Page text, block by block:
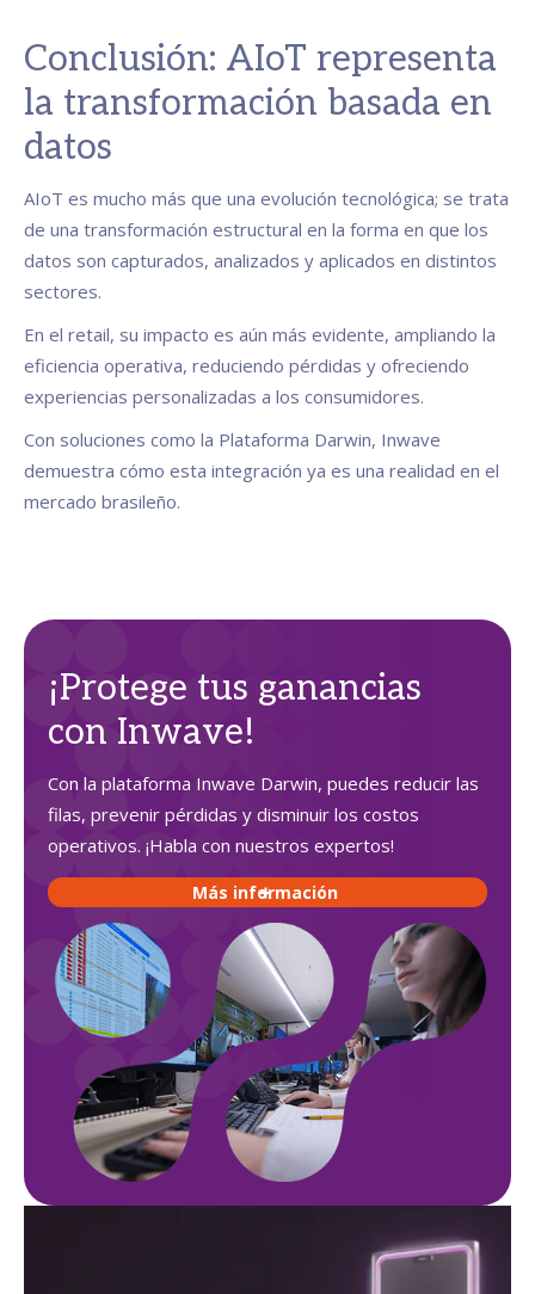
Conclusión: AIoT representa
la transformación basada en
datos
AIoT es mucho más que una evolución tecnológica; se trata
de una transformación estructural en la forma en que los
datos son capturados, analizados y aplicados en distintos
sectores.
En el retail, su impacto es aún más evidente, ampliando la
eficiencia operativa, reduciendo pérdidas y ofreciendo
experiencias personalizadas a los consumidores.
Con soluciones como la Plataforma Darwin, Inwave
demuestra cómo esta integración ya es una realidad en el
mercado brasileño.
¡Protege tus ganancias
con Inwave!
Con la plataforma Inwave Darwin, puedes reducir las
filas, prevenir pérdidas y disminuir los costos
operativos. ¡Habla con nuestros expertos!
Más información